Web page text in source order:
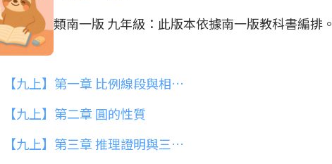
類南一版 九年級：此版本依據南一版教科書編排。
【九上】第一章 比例線段與相似形
【九上】第二章 圓的性質
【九上】第三章 推理證明與三角形的心